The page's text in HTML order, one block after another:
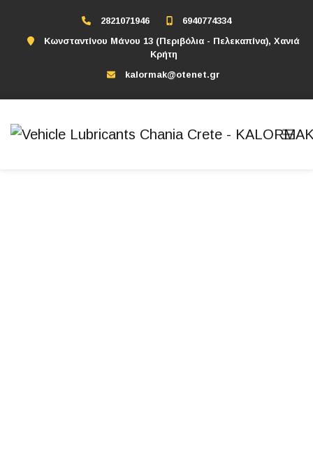
2821071946
6940774334
Κωνσταντίνου Μάνου 13 (Περιβόλια - Πελεκαπίνα), Χανιά
Κρήτη
kalormak@otenet.gr